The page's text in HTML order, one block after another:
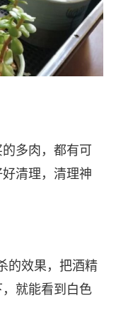
多肉，都有可
清理，清理神
的效果，把酒精
就能看到白色